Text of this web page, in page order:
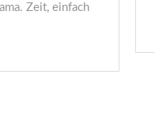
Zeit, einfach